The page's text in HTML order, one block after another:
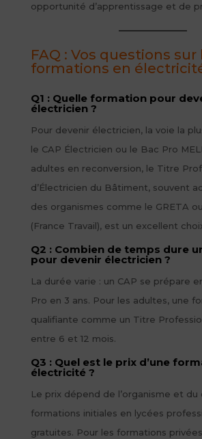
opportunité d’apprentissage et de
FAQ : Vos questions sur
formations en
Q1 : Quelle formation pour
électricien ?
Pour devenir électricien, la voie la
le CAP Électricien ou le Bac Pro
adultes en reconversion, le Titre
d’Électricien du Bâtiment, souvent
des organismes comme le GRETA
(France Travail), est un excellent
Q2 : Combien de temps dure
pour devenir électricien ?
La durée varie : un CAP se prépare
Pro en 3 ans. Pour les adultes, une
qualifiante comme un Titre
entre 6 et 12 mois.
Q3 : Quel est le prix d’une
électricité ?
Le prix dépend de l’organisme et du
formations initiales en lycées
gratuites. Pour les formations